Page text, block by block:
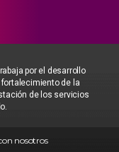
por el desarrollo
de la
de los servicios
nosotros